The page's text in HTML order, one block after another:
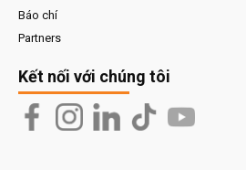
Báo chí
Partners
Kết nối với chúng tôi